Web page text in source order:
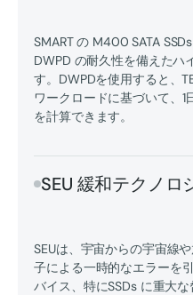
SMART の M400 SATA
DWPD の耐久性を備えたハ
す。DWPDを使用すると、
ワークロードに基づいて、
を計算できます。
SEU 緩和テクノロ
SEUは、宇宙からの宇宙線
子による一時的なエラーを
バイス、特にSSDs に重大